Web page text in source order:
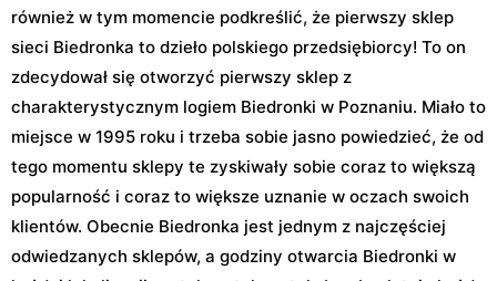
również w tym momencie podkreślić, że pierwszy sklep
sieci Biedronka to dzieło polskiego przedsiębiorcy! To on
zdecydował się otworzyć pierwszy sklep z
charakterystycznym logiem Biedronki w Poznaniu. Miało to
miejsce w 1995 roku i trzeba sobie jasno powiedzieć, że od
tego momentu sklepy te zyskiwały sobie coraz to większą
popularność i coraz to większe uznanie w oczach swoich
klientów. Obecnie Biedronka jest jednym z najczęściej
odwiedzanych sklepów, a godziny otwarcia Biedronki w